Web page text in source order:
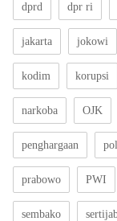
dprd dpr ri
jakarta jokowi
kodim korupsi
narkoba OJK
penghargaan
prabowo PWI
sembako